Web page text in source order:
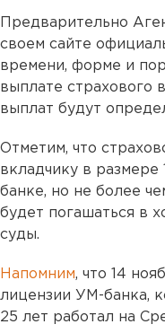
Предварительно
своем сайте
времени, форме и
выплате страхового
выплат будут
Отметим, что
вкладчику в размере
банке, но не более
будет погашаться в
суды.
Напомним, что 14
лицензии УМ-банка,
25 лет работал на